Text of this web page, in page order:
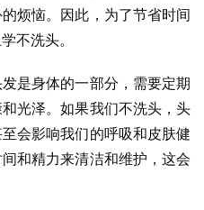
烦恼。因此，为了节省时间
不洗头。
是身体的一部分，需要定期
光泽。如果我们不洗头，头
会影响我们的呼吸和皮肤健
和精力来清洁和维护，这会